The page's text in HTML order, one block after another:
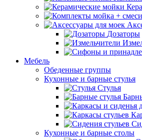
Дозаторы
Мебель
Обеденные группы
Кухонные и барные стулья
Стулья
Кухонные и барные столы